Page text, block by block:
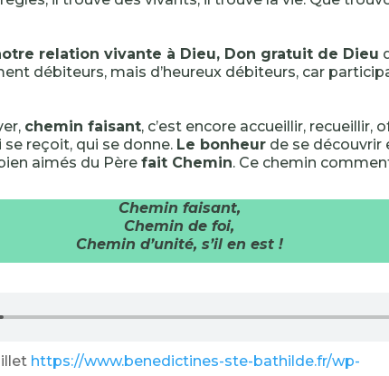
relation vivante à Dieu, Don gratuit de Dieu
débiteurs, mais d’heureux débiteurs, car
chemin faisant, c’est encore accueillir, recueillir,
se reçoit, qui se donne. Le bonheur de se découvrir
aimés du Père fait Chemin. Ce chemin
Chemin faisant,
Chemin de foi,
Chemin d’unité, s’il en est !
https://www.benedictines-ste-bathilde.fr/wp-